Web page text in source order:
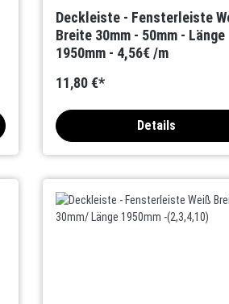
Deckleiste - Fensterleiste
Breite 30mm - 50mm - Länge
1950mm - 4,56€ /m
11,80 €*
Details